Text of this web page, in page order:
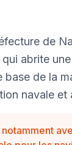
de
abrite
de la
navale et